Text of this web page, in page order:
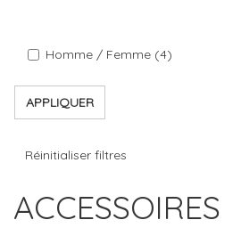
Homme / Femme (4)
APPLIQUER
Réinitialiser filtres
ACCESSOIRES